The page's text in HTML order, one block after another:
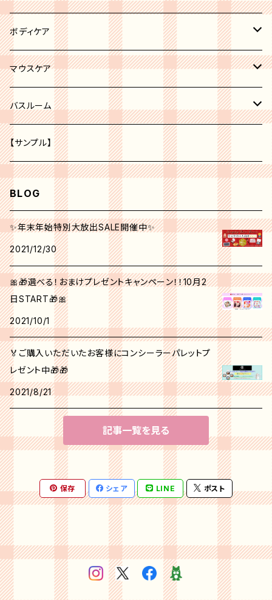
イエロー系
レッド系
オレンジ系
パープル系
グリーン系
クリエイティブ ミー No.1
シンクピンクパレット
フォールフェスティバル
ウィンターベリーパレット
洗顔
化粧水
美容液
ピーリング
クリーム
美白
角質ケア
日焼け止め
マスク
アイクリーム
ハイライト
ボディケア
ボディークリーム
マウスケア
歯磨き粉
バスルーム
トイレ
【サンプル】
BLOG
✨年末年始特別大放出SALE開催中✨
2021/12/30
🎀🎁選べる！おまけプレゼントキャンペーン！！10月2
日START🎁🎀
2021/10/1
🏅ご購入いただいたお客様にコンシーラーパレットプ
レゼント中🎁🎁
2021/8/21
記事一覧を見る
保存 シェア LINE ポスト